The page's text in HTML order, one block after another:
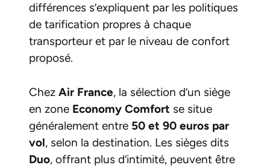
différences s’expliquent par les politiques
de tarification propres à chaque
transporteur et par le niveau de confort
proposé.
Chez Air France, la sélection d’un siège
en zone Economy Comfort se situe
généralement entre 50 et 90 euros par
vol, selon la destination. Les sièges dits
Duo, offrant plus d’intimité, peuvent être